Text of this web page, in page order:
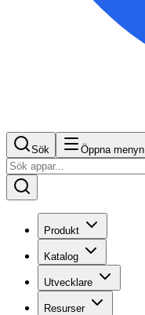
Sök Öppna menyn
Produkt
Katalog
Utvecklare
Resurser